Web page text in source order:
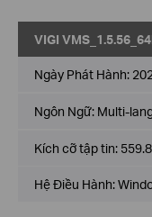
VIGI
Ngày Phát Hành:
Ngôn Ngữ: Multi-
Kích cỡ tập tin:
Hệ Điều Hành: